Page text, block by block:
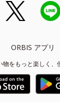
ORBIS アプリ
物をもっと楽しく、